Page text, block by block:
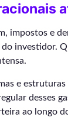
impostos e
investidor.
e
desses
ao longo